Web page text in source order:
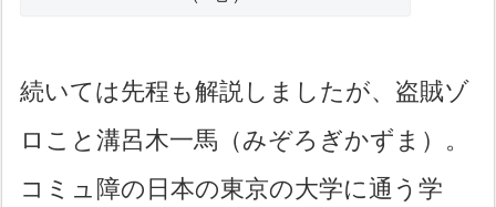
続いては先程も解説しましたが、盗賊ゾ
ロこと溝呂木一馬（みぞろぎかずま）。
コミュ障の日本の東京の大学に通う学